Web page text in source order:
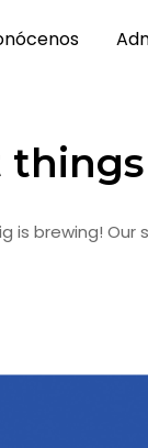
is brewing! Our